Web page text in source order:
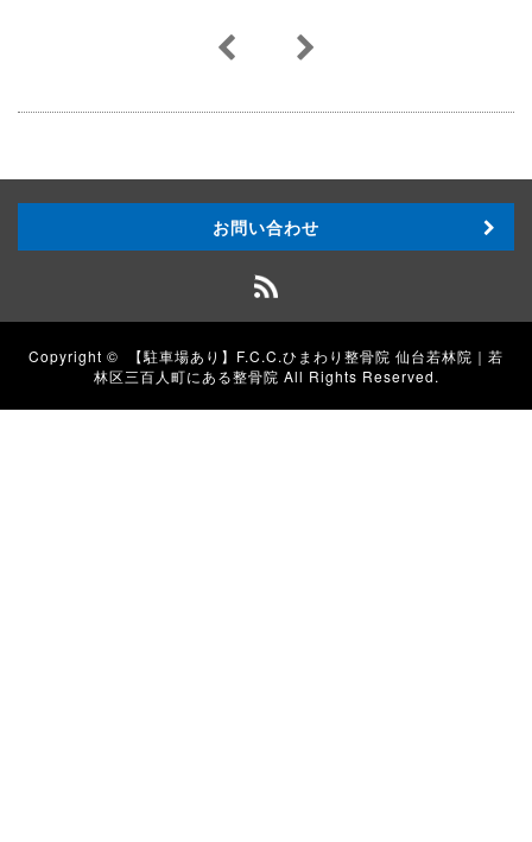
お問い合わせ
Copyright ©
【駐車場あり】F.C.C.ひまわり整骨院 仙台若林院｜若
林区三百人町にある整骨院 All Rights Reserved.